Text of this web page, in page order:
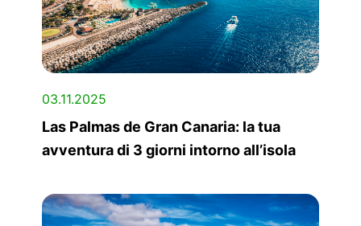
03.11.2025
Las Palmas de Gran Canaria: la tua
avventura di 3 giorni intorno all’isola